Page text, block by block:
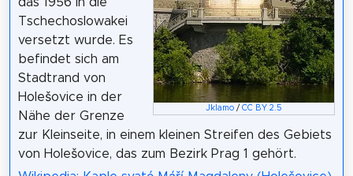
Jklamo /CC BY 2.5
Tschechoslowakei
versetzt wurde. Es
befindet sich am
Stadtrand von
Holešovice in der
Nähe der Grenze
zur Kleinseite, in einem kleinen Streifen des Gebiets
von Holešovice, das zum Bezirk Prag 1 gehört.